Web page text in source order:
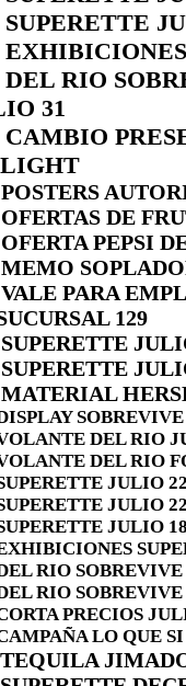
SUPERETTE
DEL RIO
31
CAMBIO
DE
PEPSI
MEMO
PARA
129
MATERIAL
SOBREVIVE
DEL RIO
DEL RIO
JULIO
JULIO
JULIO
RIO
RIO
PRECIOS
LO QUE
TEQUILA